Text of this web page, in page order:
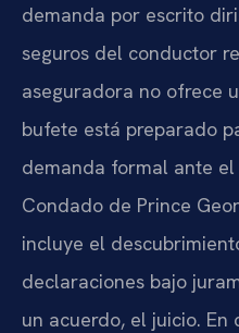
demanda por escrito
seguros del conductor
aseguradora no ofrece
bufete está preparado
demanda formal ante
Condado de Prince
incluye el
declaraciones bajo
un acuerdo, el juicio. En